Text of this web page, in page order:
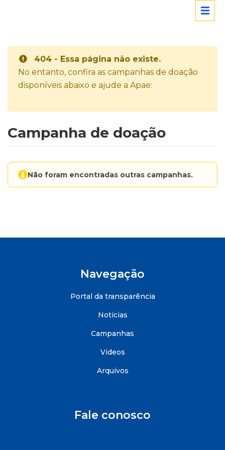
404 - Essa página não existe.
No entanto, confira as campanhas de doação
disponíveis abaixo e ajude a Apae:
Campanha de doação
Não foram encontradas outras campanhas.
Navegação
Portal da transparência
Notícias
Campanhas
Videos
Arquivos
Fale conosco